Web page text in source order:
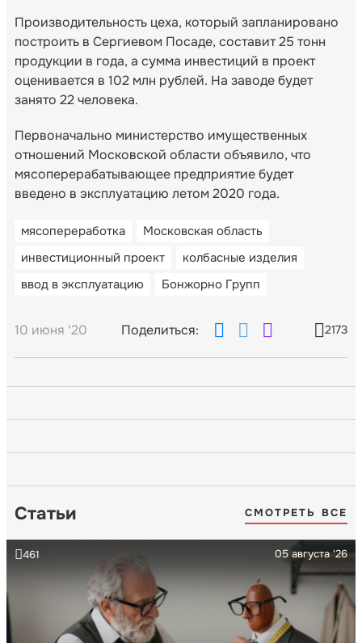
Производительность цеха, который запланировано
построить в Сергиевом Посаде, составит 25 тонн
продукции в года, а сумма инвестиций в проект
оценивается в 102 млн рублей. На заводе будет
занято 22 человека.
Первоначально министерство имущественных
отношений Московской области объявило, что
мясоперерабатывающее предприятие будет
введено в эксплуатацию летом 2020 года.
мясопереработка
Московская область
инвестиционный проект
колбасные изделия
ввод в эксплуатацию
Бонжорно Групп
10 июня '20 Поделиться: 2173
Статьи СМОТРЕТЬ ВСЕ
05 августа '26
461